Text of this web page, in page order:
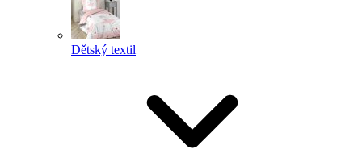
Dětský textil